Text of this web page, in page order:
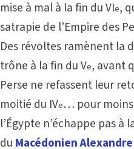
mise à mal à la fin du VIe,
satrapie de l’Empire des
Des révoltes ramènent la
trône à la fin du Ve, avant
Perse ne refassent leur
moitié du IVe… pour moins
l’Égypte n’échappe pas à
du Macédonien